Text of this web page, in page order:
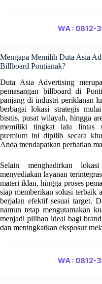
WA : 0812-
Mengapa Memilih Duta Asia
Billboard Pontianak?
Duta Asia Advertising
pemasangan billboard di
panjang di industri periklanan
berbagai lokasi strategis
bisnis, pusat wilayah, hingga
memiliki tingkat lalu lintas
premium ini dipilih secara
Anda mendapatkan perhatian
Selain menghadirkan
menyediakan layanan
materi iklan, hingga proses
siap memberikan solusi terbaik
berjalan efektif sesuai target.
namun tetap mengutamakan
menjadi pilihan ideal bagi
dan meningkatkan eksposur
WA : 0812-